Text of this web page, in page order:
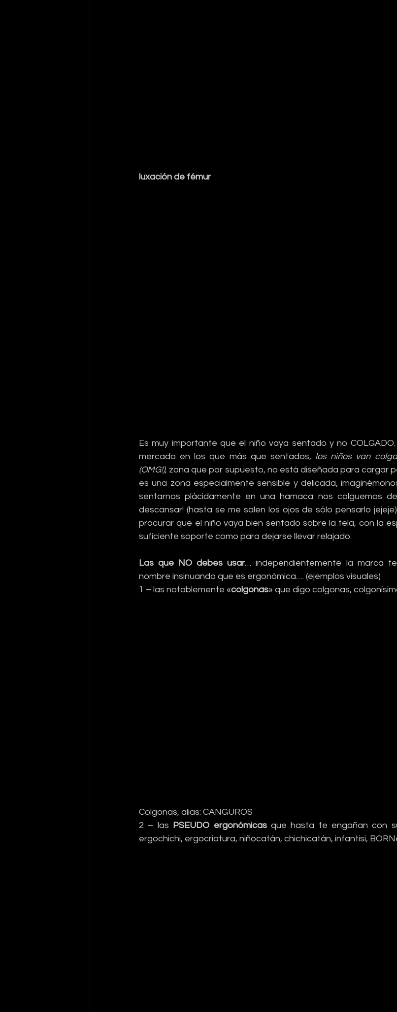
luxación de fémur
Es muy importante que el niño vaya sentado y no
mercado en los que más que sentados, los niños van
(OMG!), zona que por supuesto, no está diseñada para cargar
es una zona especialmente sensible y delicada,
sentarnos plácidamente en una hamaca nos colguemos
descansar! (hasta se me salen los ojos de sólo pensarlo
procurar que el niño vaya bien sentado sobre la tela, con la
suficiente soporte como para dejarse llevar relajado.
Las que NO debes usar… independientemente la marca
nombre insinuando que es ergonómica…. (ejemplos visuales)
1 – las notablemente «colgonas» que digo colgonas,
Colgonas, alias: CANGUROS
2 – las
PSEUDO ergonómicas que hasta te engañan con
ergochichi, ergocriatura, niñocatán, chichicatán, infantisi,